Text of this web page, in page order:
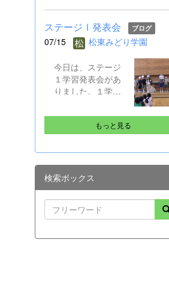
ふんだんに使って
海外体験を積むも
のです。 今日は
ALTとともに、その
ました。 修学旅行
は９月１５～１７
日。帰ってきたら
なっていると思い
に分かれ、アクテ
ィブルームで行い
ました。 校長の話
で1学期のがんばり
返り、生徒指導の
話では校下で起こ
った先日の水難事
自分の命を守る行
動やSNSでのトラ
しました。 そし
て、ALTのジェニカ
先生が帰国するの
に伴い、後期課程
からはメッセージ
の贈呈もありまし
また元気に会える
ステージⅠ発表会 ブログ
07/15 松東みどり学園
今日は、ステージ
１学習発表会があ
りました。１学期
表し合う機会とし
て、今年初めて実
劇、合奏、合唱は
どれもクラスごと
に工夫があって、
いました。
もっと見る
検索ボックス